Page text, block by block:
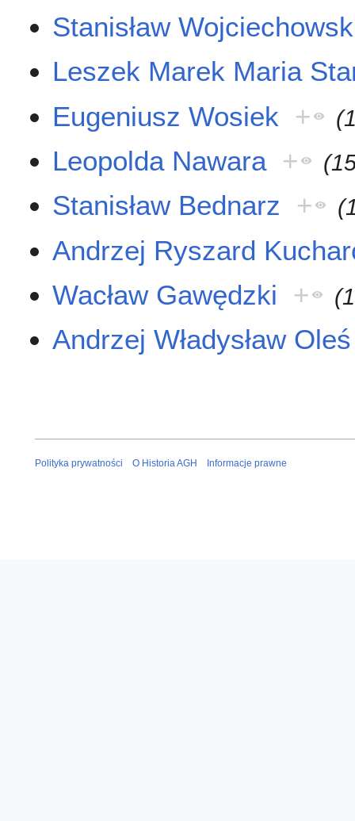
Stanisław
Leszek Marek Maria
Eugeniusz Wosiek +
Leopolda Nawara +
Stanisław Bednarz +
Andrzej Ryszard
Wacław Gawędzki
+
Andrzej Władysław Oleś
Polityka prywatności O Historia AGH Informacje prawne